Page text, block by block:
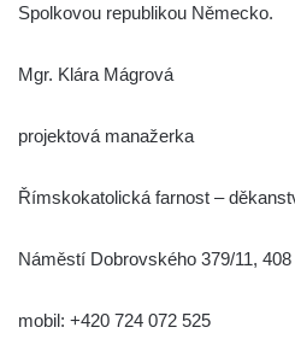
Spolkovou republikou Německo.
Mgr. Klára Mágrová
projektová manažerka
Římskokatolická farnost –
Náměstí Dobrovského 379/11,
mobil: +420 724 072 525